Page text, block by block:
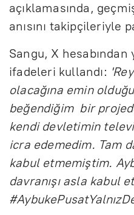
açıklamasında,
anısını takipçileriyle
Sangu, X hesabından
ifadeleri kullandı:
olacağına emin
beğendiğim bir
kendi devletimin
icra edemedim. Tam
kabul etmemiştim.
davranışı asla kabul